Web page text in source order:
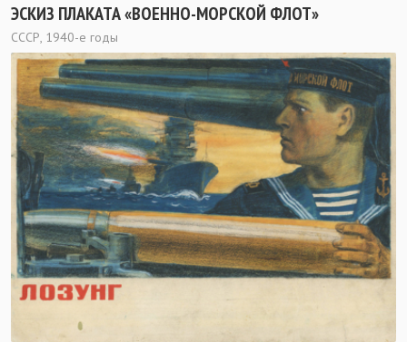
ЭСКИЗ ПЛАКАТА «ВОЕННО-МОРСКОЙ ФЛОТ»
СССР, 1940-е годы